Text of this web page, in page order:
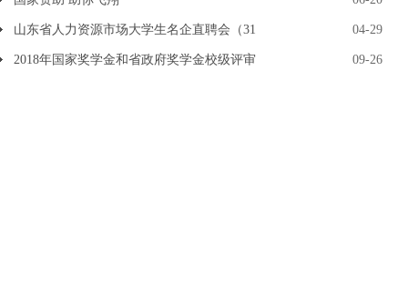
山东省人力资源市场大学生名企直聘会（31 04-29
2018年国家奖学金和省政府奖学金校级评审 09-26